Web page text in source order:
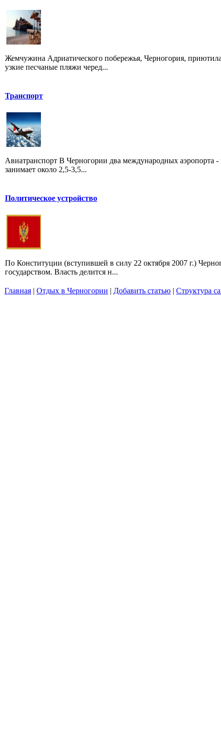
Жемчужина Адриатического побережья, Черногория,
узкие песчаные пляжи черед...
Транспорт
Авиатранспорт В Черногории два международных
занимает около 2,5-3,5...
Политическое устройство
По Конституции (вступившей в силу 22 октября 2007 г.)
государством. Власть делится н...
Главная | Отдых в Черногории | Добавить статью | Структура